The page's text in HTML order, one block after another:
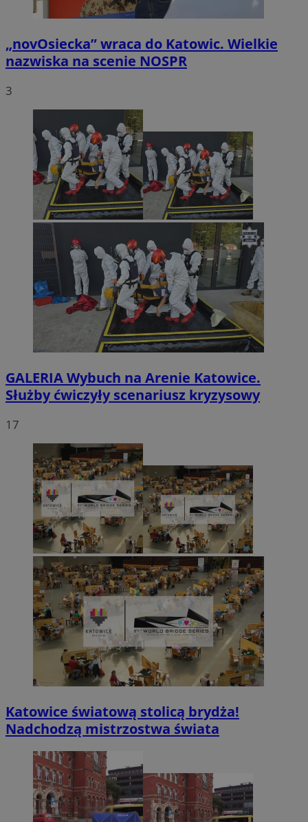
„novOsiecka” wraca do Katowic. Wielkie
nazwiska na scenie NOSPR
3
GALERIAWybuch na Arenie Katowice.
Służby ćwiczyły scenariusz kryzysowy
17
Katowice światową stolicą brydża!
Nadchodzą mistrzostwa świata